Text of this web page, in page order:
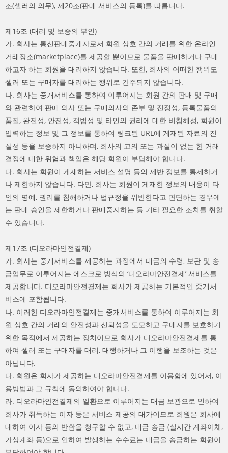
조(셀러의 의무), 제20조(판매 서비스의 등록)를 따릅니다.
제16조 (대리 및 보증의 부인)
가. 회사는 통신판매중개자로서 회원 상호 간의 거래를 위한 온라인
거래장소(marketplace)를 제공할 뿐이므로 물품을 판매하거나 구매
하고자 하는 회원을 대리하지 않습니다. 또한, 회사의 어떠한 행위도
셀러 또는 구매자를 대리하는 행위로 간주되지 않습니다.
나. 회사는 중개서비스를 통하여 이루어지는 회원 간의 판매 및 구매
와 관련하여 판매 의사 또는 구매의사의 존부 및 진정성, 등록물품의
품질, 완전성, 안전성, 적법성 및 타인의 권리에 대한 비침해성, 회원이
입력하는 정보 및 그 정보를 통하여 링크된 URL에 게재된 자료의 진
실성 등을 보증하지 아니하며, 회사의 고의 또는 과실이 없는 한 거래
결정에 대한 위험과 책임은 해당 회원이 부담해야 합니다.
다. 회사는 회원이 게재하는 서비스 설명 등의 제반 정보를 통제하거
나 제한하지 않습니다. 다만, 회사는 회원이 게재한 정보의 내용이 타
인의 명예, 권리를 침해하거나 법규정을 위반한다고 판단하는 경우에
는 판매 승인을 제한하거나 판매중지하는 등 기타 필요한 조치를 취할
수 있습니다.
제17조 (디오라마안전결제)
가. 회사는 중개서비스를 제공하는 과정에서 대금의 수령, 보관 및 송
금업무로 이루어지는 에스크로 방식의 ‘디오라마안전결제’ 서비스를
제공합니다. 디오라마안전결제는 회사가 제공하는 기본적인 중개서
비스에 포함됩니다.
나. 이러한 디오라마안전결제는 중개서비스를 통하여 이루어지는 회
원 상호 간의 거래의 안전성과 신뢰성을 도모하고 구매자를 보호하기
위한 목적에서 제공하는 장치이므로 회사가 디오라마안전결제를 통
하여 셀러 또는 구매자를 대리, 대행하거나 그 이행을 보조하는 것은
아닙니다.
다. 회원은 회사가 제공하는 디오라마안전결제를 이용함에 있어서, 이
용방법과 그 규칙에 동의하여야 합니다.
라. 디오라마안전결제의 일환으로 이루어지는 대금 보관으로 인하여
회사가 취득하는 이자 등은 서비스 제공의 대가이므로 회원은 회사에
대하여 이자 등의 반환을 청구할 수 없고, 대금 송금 (실시간 계좌이체,
가상계좌 등)으로 인하여 발생하는 수수료는 대금을 송금하는 회원이